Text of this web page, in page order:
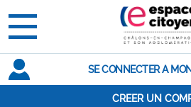
SE CONNECTER A
CREER UN